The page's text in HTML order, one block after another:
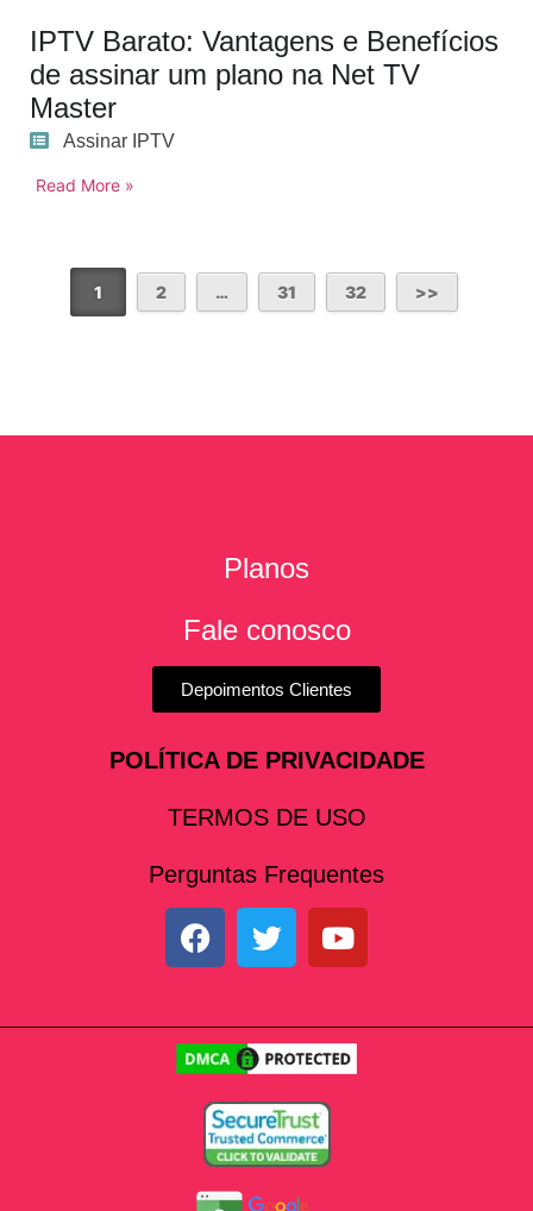
IPTV Barato: Vantagens e Benefícios
de assinar um plano na Net TV
Master
Assinar IPTV
Read More »
1 2 … 31 32
Planos
Fale conosco
Depoimentos Clientes
POLÍTICA DE PRIVACIDADE
TERMOS DE USO
Perguntas Frequentes